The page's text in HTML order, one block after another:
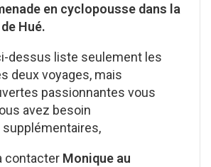
en cyclopousse dans la
Hué.
dessus liste seulement les
deux voyages, mais
passionnantes vous
avez besoin
supplémentaires,
contacter Monique au